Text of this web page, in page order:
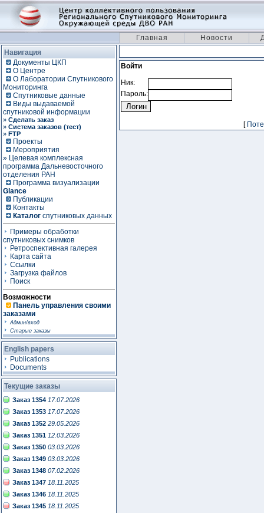
Главная Новости
Навигация
Документы ЦКП
О Центре
О Лаборатории Спутникового
Мониторинга
Спутниковые данные
Виды выдаваемой
спутниковой информации
» Сделать заказ
» Система заказов (тест)
» FTP
Проекты
Мероприятия
» Целевая комплексная
программа Дальневосточного
отделения РАН
Программа визуализации
Glance
Публикации
Контакты
Каталог спутниковых данных
Примеры обработки
спутниковых снимков
Ретроспективная галерея
Карта сайта
Ссылки
Загрузка файлов
Поиск
Возможности
Панель управления своими
заказами
Админ/вход
Старые заказы
English papers
Publications
Documents
Текущие заказы
Заказ 1354 17.07.2026
Заказ 1353 17.07.2026
Заказ 1352 29.05.2026
Заказ 1351 12.03.2026
Заказ 1350 03.03.2026
Заказ 1349 03.03.2026
Заказ 1348 07.02.2026
Заказ 1347 18.11.2025
Заказ 1346 18.11.2025
Заказ 1345 18.11.2025
Войти
Ник:
Пароль:
[